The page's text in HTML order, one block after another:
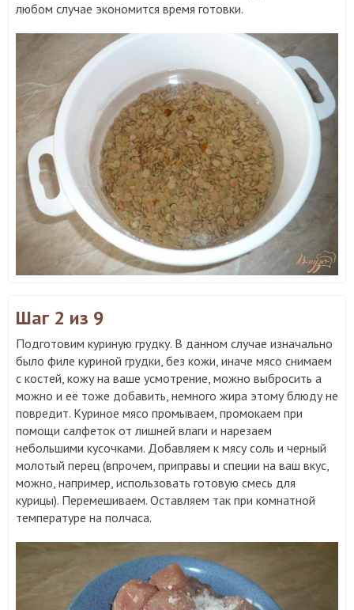
любом случае экономится время готовки.
Шаг 2 из 9
Подготовим куриную грудку. В данном случае изначально
было филе куриной грудки, без кожи, иначе мясо снимаем
с костей, кожу на ваше усмотрение, можно выбросить а
можно и её тоже добавить, немного жира этому блюду не
повредит. Куриное мясо промываем, промокаем при
помощи салфеток от лишней влаги и нарезаем
небольшими кусочками. Добавляем к мясу соль и черный
молотый перец (впрочем, приправы и специи на ваш вкус,
можно, например, использовать готовую смесь для
курицы). Перемешиваем. Оставляем так при комнатной
температуре на полчаса.